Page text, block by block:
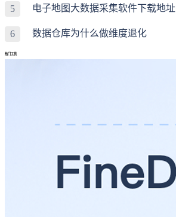
5 电子地图大数据采集软件下载地址
6 数据仓库为什么做维度退化
热门工具